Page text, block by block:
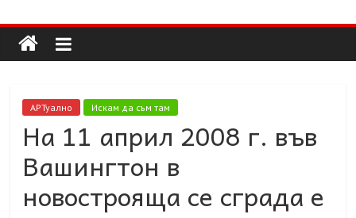
to
content
Долап
БГ
култура|
пътешествия|
мода|
събития|
кухня|
АРТуално Искам да съм там
На 11 април 2008 г. във
Вашингтон в
новострояща се сграда е